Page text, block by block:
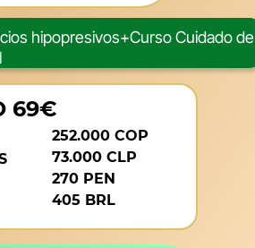
252.000 COP
73.000 CLP
270 PEN
405 BRL
69€
hipopresivos+Curso Cuidado de